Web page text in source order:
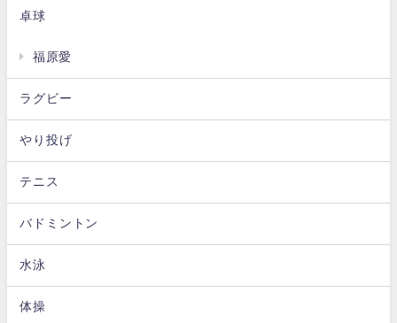
卓球
福原愛
ラグビー
やり投げ
テニス
バドミントン
水泳
体操